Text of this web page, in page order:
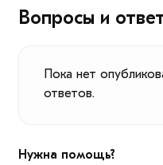
Вопросы и
Пока нет
ответов.
Нужна помощь?